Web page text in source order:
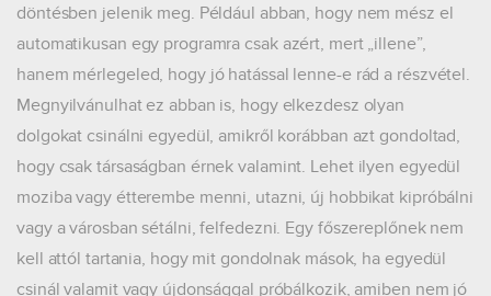
döntésben jelenik meg. Például abban, hogy nem mész el
automatikusan egy programra csak azért, mert „illene”,
hanem mérlegeled, hogy jó hatással lenne-e rád a részvétel.
Megnyilvánulhat ez abban is, hogy elkezdesz olyan
dolgokat csinálni egyedül, amikről korábban azt gondoltad,
hogy csak társaságban érnek valamint. Lehet ilyen egyedül
moziba vagy étterembe menni, utazni, új hobbikat kipróbálni
vagy a városban sétálni, felfedezni. Egy főszereplőnek nem
kell attól tartania, hogy mit gondolnak mások, ha egyedül
csinál valamit vagy újdonsággal próbálkozik, amiben nem jó